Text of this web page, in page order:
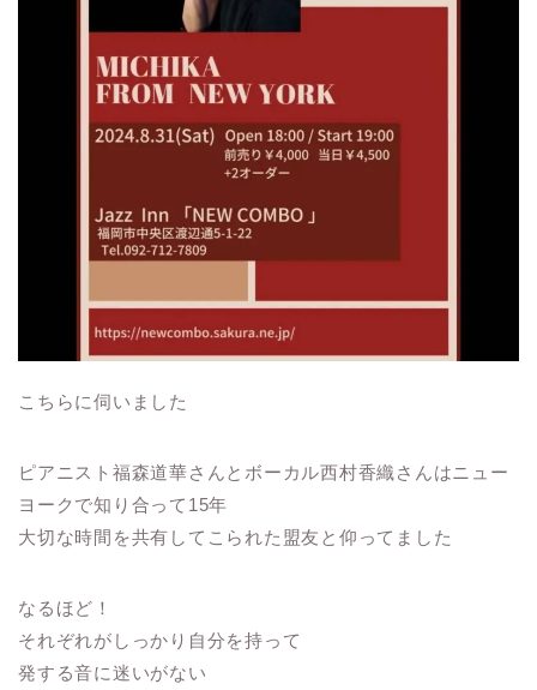
こちらに伺いました
ピアニスト福森道華さんとボーカル西村香織さんはニュー
ヨークで知り合って15年
大切な時間を共有してこられた盟友と仰ってました
なるほど！
それぞれがしっかり自分を持って
発する音に迷いがない